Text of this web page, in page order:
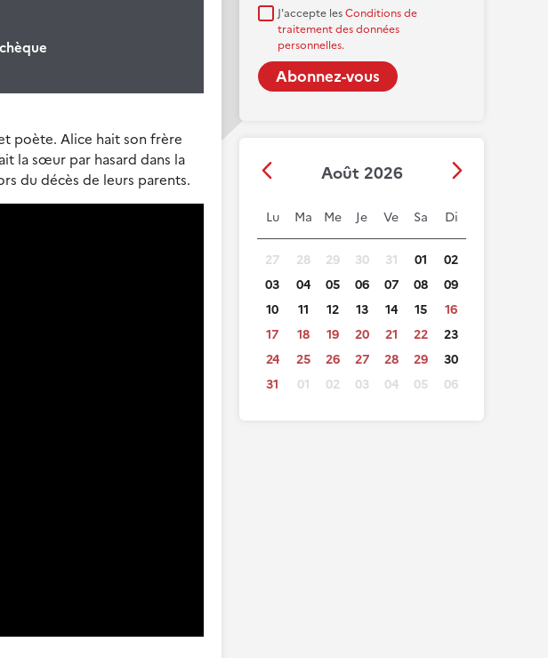
J'accepte lesConditions de
traitement des données
personnelles.
Août 2026
Lu Ma Me Je Ve Sa Di
27 28 29 30 31 01
02
03
04 05 06 07 08
09
10
11 12 13 14 15
16
17
18 19 20 21 22
23
24
25 26 27 28 29
30
31
01 02 03 04 05 06
poète. Alice hait son frère
la sœur par hasard dans la
du décès de leurs parents.